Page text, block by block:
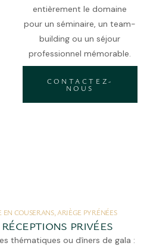
entièrement le domaine
pour un séminaire, un team-
building ou un séjour
professionnel mémorable.
CONTACTEZ-
NOUS
COUSERANS, ARIÈGE PYRÉNÉES
privées
thématiques ou dîners de gala :